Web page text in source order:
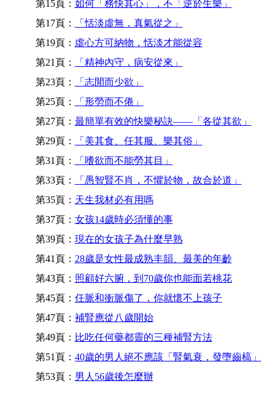
第15頁： 如何「務快其心」，不「逆於生樂」
第17頁：
「恬淡虛無，真氣從之」
第19頁： 虛心方可納物，恬淡才能從容
第21頁：
「精神內守，病安從來」
第23頁：
「志閒而少欲」
第25頁：
「形勞而不倦」
第27頁： 最簡單有效的快樂秘訣——「各從其欲」
第29頁：
「美其食、任其服、樂其俗」
第31頁：
「嗜欲而不能勞其目」
第33頁：
「愚智賢不肖，不懼於物，故合於道」
第35頁： 天生我材必有用嗎
第37頁： 女孩14歲時必須懂的事
第39頁： 現在的女孩子為什麼早熟
第41頁： 28歲是女性最成熟丰韻、最美的年齡
第43頁： 照顧好六腑，到70歲你也能面若桃花
第45頁： 任脈和衝脈傷了，你就懷不上孩子
第47頁： 補腎應從八歲開始
第49頁： 比吃任何藥都靈的三種補腎方法
第51頁： 40歲的男人絕不應該「腎氣衰，發墮齒槁」
第53頁： 男人56歲後怎麼辦